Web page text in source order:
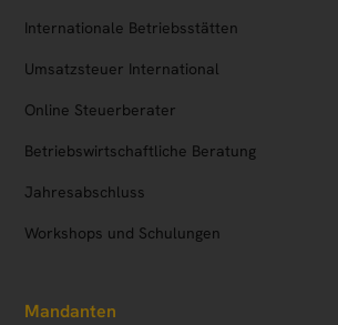
Internationale Betriebsstätten
Umsatzsteuer International
Online Steuerberater
Betriebs­wirtschaftliche Beratung
Jahresabschluss
Workshops und Schulungen
Mandanten